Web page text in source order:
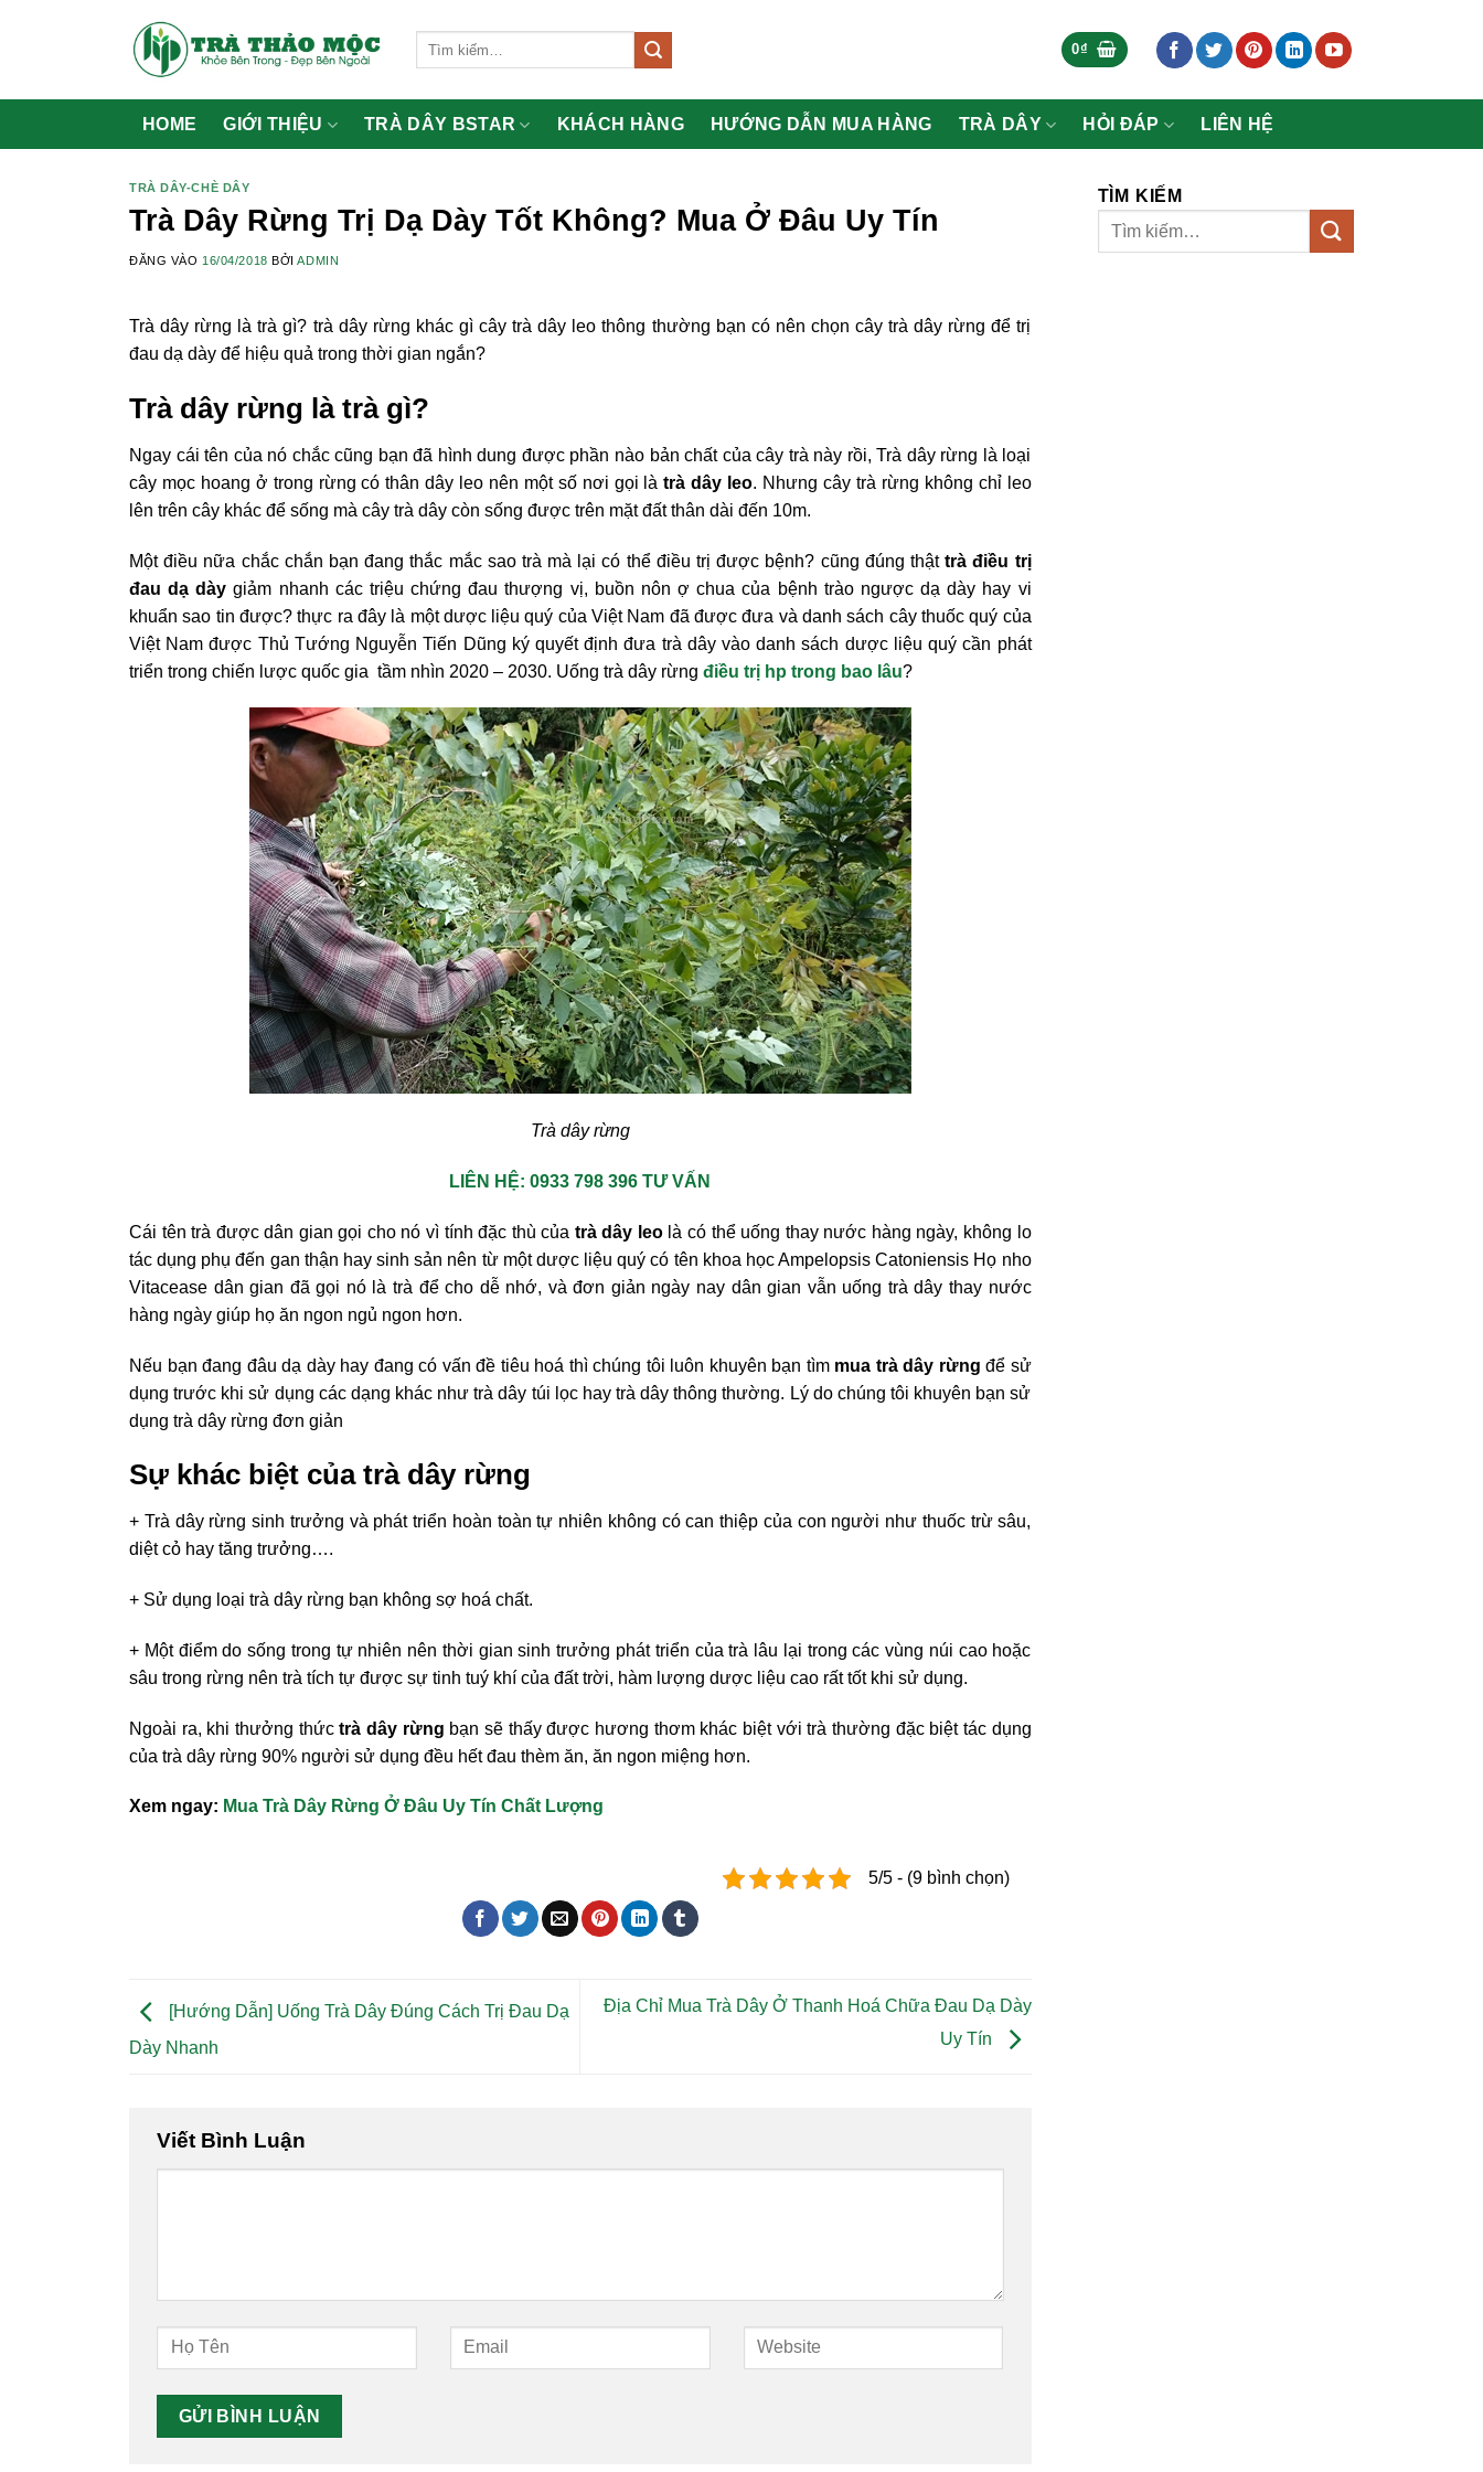
dung
0₫
HOME GIỚI THIỆU TRÀ DÂY BSTAR KHÁCH HÀNG HƯỚNG DẪN MUA HÀNG TRÀ DÂY HỎI ĐÁP LIÊN HỆ
TRÀ DÂY-CHÈ DÂY
Trà Dây Rừng Trị Dạ Dày Tốt Không? Mua Ở Đâu Uy Tín
ĐĂNG VÀO 16/04/2018 BỞIADMIN
Trà dây rừng là trà gì? trà dây rừng khác gì cây trà dây leo thông thường bạn có nên chọn cây trà dây rừng để trị
đau dạ dày để hiệu quả trong thời gian ngắn?
Trà dây rừng là trà gì?
Ngay cái tên của nó chắc cũng bạn đã hình dung được phần nào bản chất của cây trà này rồi, Trà dây rừng là loại
cây mọc hoang ở trong rừng có thân dây leo nên một số nơi gọi làtrà dây leo. Nhưng cây trà rừng không chỉ leo
lên trên cây khác để sống mà cây trà dây còn sống được trên mặt đất thân dài đến 10m.
Một điều nữa chắc chắn bạn đang thắc mắc sao trà mà lại có thể điều trị được bệnh? cũng đúng thậttrà điều trị
đau dạ dày giảm nhanh các triệu chứng đau thượng vị, buồn nôn ợ chua của bệnh trào ngược dạ dày hay vi
khuẩn sao tin được? thực ra đây là một dược liệu quý của Việt Nam đã được đưa và danh sách cây thuốc quý của
Việt Nam được Thủ Tướng Nguyễn Tiến Dũng ký quyết định đưa trà dây vào danh sách dược liệu quý cần phát
triển trong chiến lược quốc gia tầm nhìn 2020 – 2030. Uống trà dây rừng điều trị hp trong bao lâu?
Trà dây rừng
LIÊN HỆ: 0933 798 396 TƯ VẤN
Cái tên trà được dân gian gọi cho nó vì tính đặc thù của trà dây leolà có thể uống thay nước hàng ngày, không lo
tác dụng phụ đến gan thận hay sinh sản nên từ một dược liệu quý có tên khoa học Ampelopsis Catoniensis Họ nho
Vitacease dân gian đã gọi nó là trà để cho dễ nhớ, và đơn giản ngày nay dân gian vẫn uống trà dây thay nước
hàng ngày giúp họ ăn ngon ngủ ngon hơn.
Nếu bạn đang đâu dạ dày hay đang có vấn đề tiêu hoá thì chúng tôi luôn khuyên bạn tìm mua trà dây rừng để sử
dụng trước khi sử dụng các dạng khác như trà dây túi lọc hay trà dây thông thường. Lý do chúng tôi khuyên bạn sử
dụng trà dây rừng đơn giản
Sự khác biệt của trà dây rừng
+ Trà dây rừng sinh trưởng và phát triển hoàn toàn tự nhiên không có can thiệp của con người như thuốc trừ sâu,
diệt cỏ hay tăng trưởng….
+ Sử dụng loại trà dây rừng bạn không sợ hoá chất.
+ Một điểm do sống trong tự nhiên nên thời gian sinh trưởng phát triển của trà lâu lại trong các vùng núi cao hoặc
sâu trong rừng nên trà tích tự được sự tinh tuý khí của đất trời, hàm lượng dược liệu cao rất tốt khi sử dụng.
Ngoài ra, khi thưởng thứctrà dây rừng bạn sẽ thấy được hương thơm khác biệt với trà thường đặc biệt tác dụng
của trà dây rừng 90% người sử dụng đều hết đau thèm ăn, ăn ngon miệng hơn.
Xem ngay: Mua Trà Dây Rừng Ở Đâu Uy Tín Chất Lượng
5/5 - (9 bình chọn)
[Hướng Dẫn] Uống Trà Dây Đúng Cách Trị Đau Dạ
Dày Nhanh
Địa Chỉ Mua Trà Dây Ở Thanh Hoá Chữa Đau Dạ Dày
Uy Tín
Viết Bình Luận
TÌM KIẾM